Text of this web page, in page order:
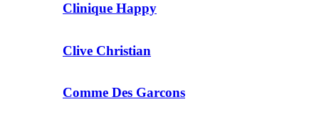
Clinique Happy
Clive Christian
Comme Des Garcons